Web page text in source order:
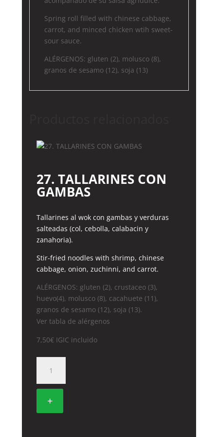
Spring roll filled with chinese cabbage,
carrot, and minced chicken wtih sweet-
sour sauce.
ALÉRGENOS: gluten (2), molusco (8),
granos de sesamo (12), soja (13)
27. TALLARINES CON
GAMBAS
Tallarines al wok con gambas y verduras
salteadas (col, cebolla, calabacin y
zanahoria).
Stir-fried noodles with shrimp, chinese
cabbage, onion, zuchinni, and carrot.
ALÉRGENOS: gluten (2), crustaceo (3),
huevo(4), molusco (8), cacahuete (11),
granos de sesamo (12), soja (13).
Ver tabla de alérgenos
7,50€ IGIC incluido
TALLARINES
CON
cantidad
+